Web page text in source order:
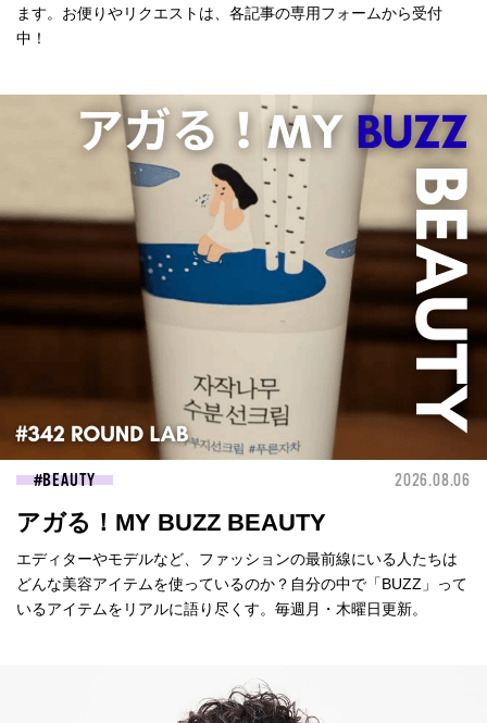
ます。お便りやリクエストは、各記事の専用フォームから受付
中！
BEAUTY 2026.08.06
アガる！MY BUZZ BEAUTY
エディターやモデルなど、ファッションの最前線にいる人たちは
どんな美容アイテムを使っているのか？自分の中で「BUZZ」って
いるアイテムをリアルに語り尽くす。毎週月・木曜日更新。